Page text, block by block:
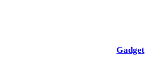
Gadget